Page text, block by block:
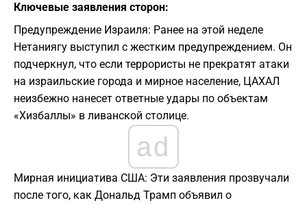
Ключевые заявления сторон:
Предупреждение Израиля: Ранее на этой неделе
Нетаниягу выступил с жестким предупреждением. Он
подчеркнул, что если террористы не прекратят атаки
на израильские города и мирное население, ЦАХАЛ
неизбежно нанесет ответные удары по объектам
«Хизбаллы» в ливанской столице.
ad
Мирная инициатива США: Эти заявления прозвучали
после того, как Дональд Трамп объявил о